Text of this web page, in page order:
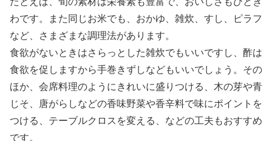
わです。また同じお米でも、おかゆ、雑炊、すし、ピラフ
など、さまざまな調理法があります。
食欲がないときはさらっとした雑炊でもいいですし、酢は
食欲を促しますから手巻きずしなどもいいでしょう。その
ほか、会席料理のようにきれいに盛りつける、木の芽や青
じそ、唐がらしなどの香味野菜や香辛料で味にポイントを
つける、テーブルクロスを変える、などの工夫もおすすめ
です。